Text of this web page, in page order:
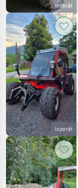
Inzerát
Inzerát